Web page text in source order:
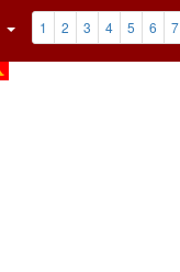
1 2 3 4 5 6 7